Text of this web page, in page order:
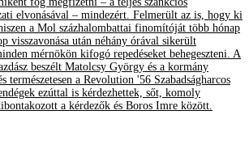
elvonásával – mindezért. Felmerült az is, hogy ki
a Mol százhalombattai finomítóját több hónap
visszavonása után néhány órával sikerült
mérnökön kifogó repedéseket behegeszteni. A
beszélt Matolcsy György és a kormány
természetesen a Revolution '56 Szabadságharcos
ezúttal is kérdezhettek, sőt, komoly
a kérdezők és Boros Imre között.